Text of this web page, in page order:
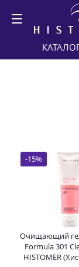
Очищающий
Formula 301
HISTOMER
-15%